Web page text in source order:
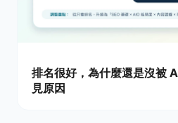
排名很好，為什麼還是沒被
見原因